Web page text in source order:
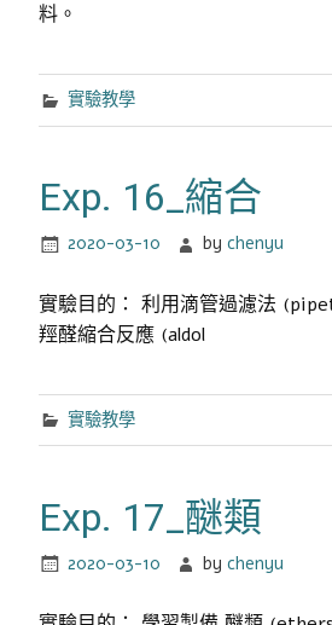
料。
實驗教學
Exp. 16_縮合
2020-03-10 bychenyu
實驗目的： 利用滴管過濾法
羥醛縮合反應 (aldol
實驗教學
Exp. 17_醚類
2020-03-10 bychenyu